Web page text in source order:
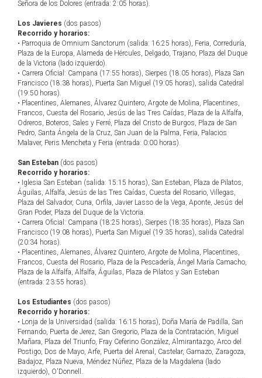
Señora de los Dolores (entrada: 2:05 horas).
Los Javieres (dos pasos)
Recorrido y horarios:
• Parroquia de Omnium Sanctorum (salida: 16:25 horas), Feria, Correduría,
Plaza de la Europa, Alameda de Hércules, Delgado, Trajano, Plaza del Duque
de la Victoria (lado izquierdo).
• Carrera Oficial: Campana (17:55 horas), Sierpes (18:05 horas), Plaza San
Francisco (18:38 horas), Puerta San Miguel (19:05 horas), salida Catedral
(19:50 horas).
• Placentines, Alemanes, Álvarez Quintero, Argote de Molina, Placentines,
Francos, Cuesta del Rosario, Jesús de las Tres Caídas, Plaza de la Alfalfa,
Odreros, Boteros, Sales y Ferré, Plaza del Cristo de Burgos, Plaza de San
Pedro, Santa Ángela de la Cruz, San Juan de la Palma, Feria, Palacios
Malaver, Peris Mencheta y Feria (entrada: 0:00 horas).
San Esteban (dos pasos)
Recorrido y horarios:
• Iglesia San Esteban (salida: 15:15 horas), San Esteban, Plaza de Pilatos,
Águilas, Alfalfa, Jesús de las Tres Caídas, Cuesta del Rosario, Villegas,
Plaza del Salvador, Cuna, Orfila, Javier Lasso de la Vega, Aponte, Jesús del
Gran Poder, Plaza del Duque de la Victoria.
• Carrera Oficial: Campana (18:25 horas), Sierpes (18:35 horas), Plaza San
Francisco (19:08 horas), Puerta San Miguel (19:35 horas), salida Catedral
(20:34 horas).
• Placentines, Alemanes, Álvarez Quintero, Argote de Molina, Placentines,
Francos, Cuesta del Rosario, Plaza de la Pescadería, Ángel María Camacho,
Plaza de la Alfalfa, Alfalfa, Águilas, Plaza de Pilatos y San Esteban
(entrada: 23:55 horas).
Los Estudiantes (dos pasos)
Recorrido y horarios:
• Lonja de la Universidad (salida: 16:15 horas), Doña María de Padilla, San
Fernando, Puerta de Jerez, San Gregorio, Plaza de la Contratación, Miguel
Mañara, Plaza del Triunfo, Fray Ceferino González, Almirantazgo, Arco del
Postigo, Dos de Mayo, Arfe, Puerta del Arenal, Castelar, Gamazo, Zaragoza,
Badajoz, Plaza Nueva, Méndez Núñez, Plaza de la Magdalena (lado
izquierdo), O'Donnell.